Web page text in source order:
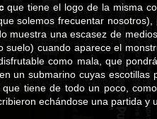
que tiene el logo de la misma
solemos frecuentar
muestra una escasez de
suelo) cuando aparece el
como mala, que
un submarino cuyas
que tiene de todo un poco,
echándose una partida y